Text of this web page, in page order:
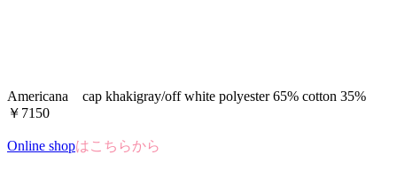
Americana cap khakigray/off white polyester 65% cotton 35%
￥7150
Online shopはこちらから